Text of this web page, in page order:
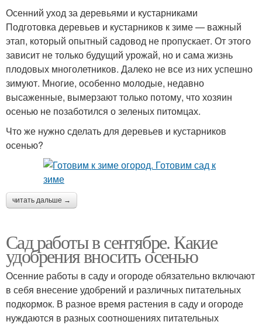
Осенний уход за деревьями и кустарниками
Подготовка деревьев и кустарников к зиме — важный
этап, который опытный садовод не пропускает. От этого
зависит не только будущий урожай, но и сама жизнь
плодовых многолетников. Далеко не все из них успешно
зимуют. Многие, особенно молодые, недавно
высаженные, вымерзают только потому, что хозяин
осенью не позаботился о зеленых питомцах.
Что же нужно сделать для деревьев и кустарников
осенью?
читать дальше →
Сад работы в сентябре. Какие
удобрения вносить осенью
Осенние работы в саду и огороде обязательно включают
в себя внесение удобрений и различных питательных
подкормок. В разное время растения в саду и огороде
нуждаются в разных соотношениях питательных